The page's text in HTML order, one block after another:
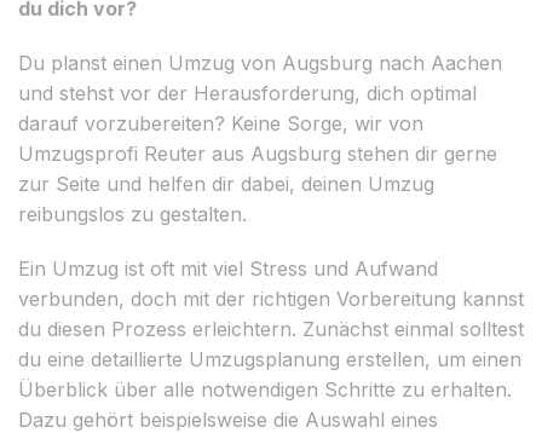
du dich vor?
Du planst einen Umzug von Augsburg nach Aachen
und stehst vor der Herausforderung, dich optimal
darauf vorzubereiten? Keine Sorge, wir von
Umzugsprofi Reuter aus Augsburg stehen dir gerne
zur Seite und helfen dir dabei, deinen Umzug
reibungslos zu gestalten.
Ein Umzug ist oft mit viel Stress und Aufwand
verbunden, doch mit der richtigen Vorbereitung kannst
du diesen Prozess erleichtern. Zunächst einmal solltest
du eine detaillierte Umzugsplanung erstellen, um einen
Überblick über alle notwendigen Schritte zu erhalten.
Dazu gehört beispielsweise die Auswahl eines